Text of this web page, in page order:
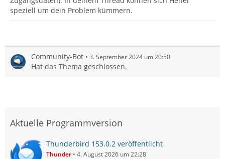
speziell um dein Problem kümmern.
Community-Bot 3. September 2024 um 20:50
Hat das Thema geschlossen.
Aktuelle Programmversion
Thunderbird 153.0.2 veröffentlicht
Thunder 4. August 2026 um 22:28